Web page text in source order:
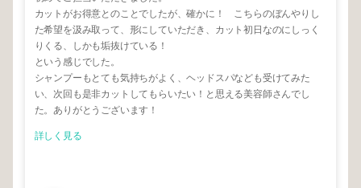
カットがお得意とのことでしたが、確かに！ こちらのぼんやりし
た希望を汲み取って、形にしていただき、カット初日なのにしっく
りくる、しかも垢抜けている！
という感じでした。
シャンプーもとても気持ちがよく、ヘッドスパなども受けてみた
い、次回も是非カットしてもらいたい！と思える美容師さんでし
た。ありがとうございます！
詳しく見る